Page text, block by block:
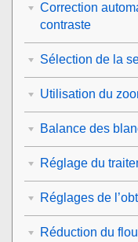
Correction
contraste
Sélection de la
Utilisation du
Balance des
Réglage du
Réglages de
Réduction du flou